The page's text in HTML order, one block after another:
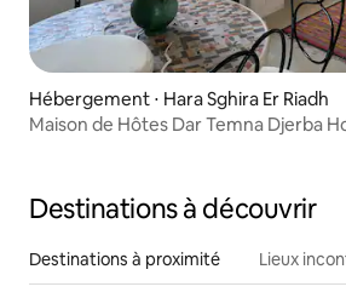
Hébergement ⋅ Hara Sghira Er Riadh
Maison de Hôtes Dar Temna
Destinations à découvrir
Destinations à proximité Lieux